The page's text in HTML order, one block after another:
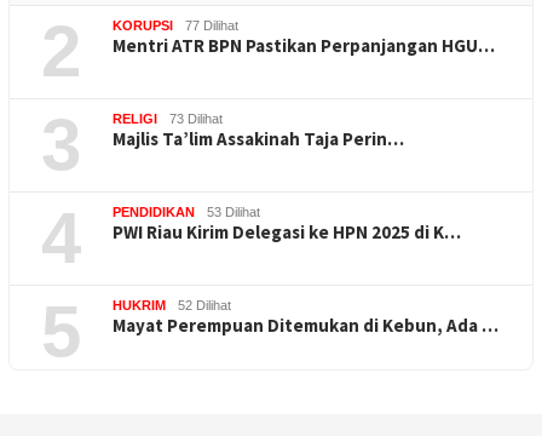
2 KORUPSI 77 Dilihat
Mentri ATR BPN Pastikan Perpanjangan HGU…
3 RELIGI 73 Dilihat
Majlis Ta’lim Assakinah Taja Perin…
4 PENDIDIKAN 53 Dilihat
PWI Riau Kirim Delegasi ke HPN 2025 di K…
5 HUKRIM 52 Dilihat
Mayat Perempuan Ditemukan di Kebun, Ada …